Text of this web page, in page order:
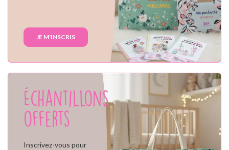
JE M'INSCRIS
Échantillons
offerts
Inscrivez-vous pour